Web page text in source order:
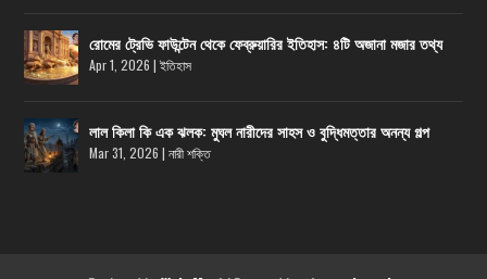
রোমের ট্রেভি ফাউন্টেন থেকে ফেব্রুয়ারির ইতিহাস: ৪টি অজানা মজার তথ্য
Apr 1, 2026 |ইতিহাস
লাল কিলা কি এক ঝলক: মুঘল নারীদের সাহস ও বুদ্ধিমত্তার অনন্য গল্প
Mar 31, 2026 |নারী শক্তি